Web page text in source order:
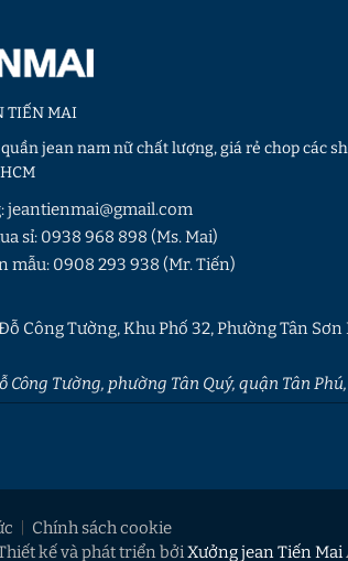
TIẾN MAI
jean nam nữ chất lượng, giá rẻ chop các
jeantienmai@gmail.com
sỉ: 0938 968 898 (Ms. Mai)
mẫu: 0908 293 938 (Mr. Tiến)
Công Tường, Khu Phố 32, Phường Tân
Công Tường, phường Tân Quý, quận Tân
Chính sách cookie
kế và phát triển bởiXưởng jean Tiến Mai